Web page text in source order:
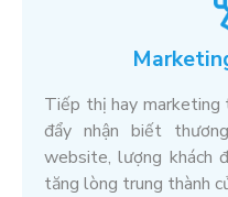
Tiếp thị hay marketing
đẩy nhận biết
website, lượng khách
tăng lòng trung thành